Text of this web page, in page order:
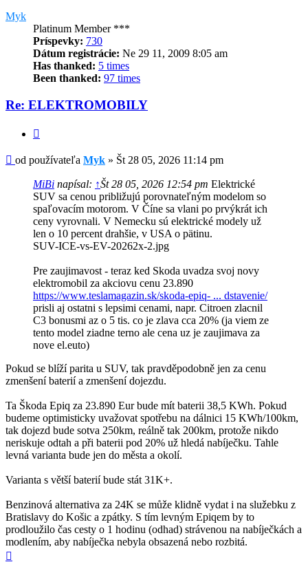
Myk
Platinum Member ***
Príspevky: 730
Dátum registrácie: Ne 29 11, 2009 8:05 am
Has thanked: 5 times
Been thanked: 97 times
Re: ELEKTROMOBILY
Príspevok
od používateľa Myk » Št 28 05, 2026 11:14 pm
MiBi napísal: ↑Št 28 05, 2026 12:54 pm Elektrické
SUV sa cenou približujú porovnateľným modelom so
spaľovacím motorom. V Číne sa vlani po prvýkrát ich
ceny vyrovnali. V Nemecku sú elektrické modely už
len o 10 percent drahšie, v USA o pätinu.
SUV-ICE-vs-EV-20262x-2.jpg
Pre zaujimavost - teraz ked Skoda uvadza svoj novy
elektromobil za akciovu cenu 23.890
https://www.teslamagazin.sk/skoda-epiq- ... dstavenie/
prisli aj ostatni s lepsimi cenami, napr. Citroen zlacnil
C3 bonusmi az o 5 tis. co je zlava cca 20% (ja viem ze
tento model ziadne terno ale cena uz je zaujimava za
nove el.euto)
Pokud se blíží parita u SUV, tak pravděpodobně jen za cenu
zmenšení baterií a zmenšení dojezdu.
Ta Škoda Epiq za 23.890 Eur bude mít baterii 38,5 KWh. Pokud
budeme optimisticky uvažovat spotřebu na dálnici 15 KWh/100km,
tak dojezd bude sotva 250km, reálně tak 200km, protože nikdo
neriskuje odtah a při baterii pod 20% už hledá nabíječku. Tahle
levná varianta bude jen do města a okolí.
Varianta s větší baterií bude stát 31K+.
Benzinová alternativa za 24K se může klidně vydat i na služebku z
Bratislavy do Košic a zpátky. S tím levným Epiqem by to
prodloužilo čas cesty o 1 hodinu (odhad) strávenou na nabíječkách a
modlením, aby nabíječka nebyla obsazená nebo rozbitá.